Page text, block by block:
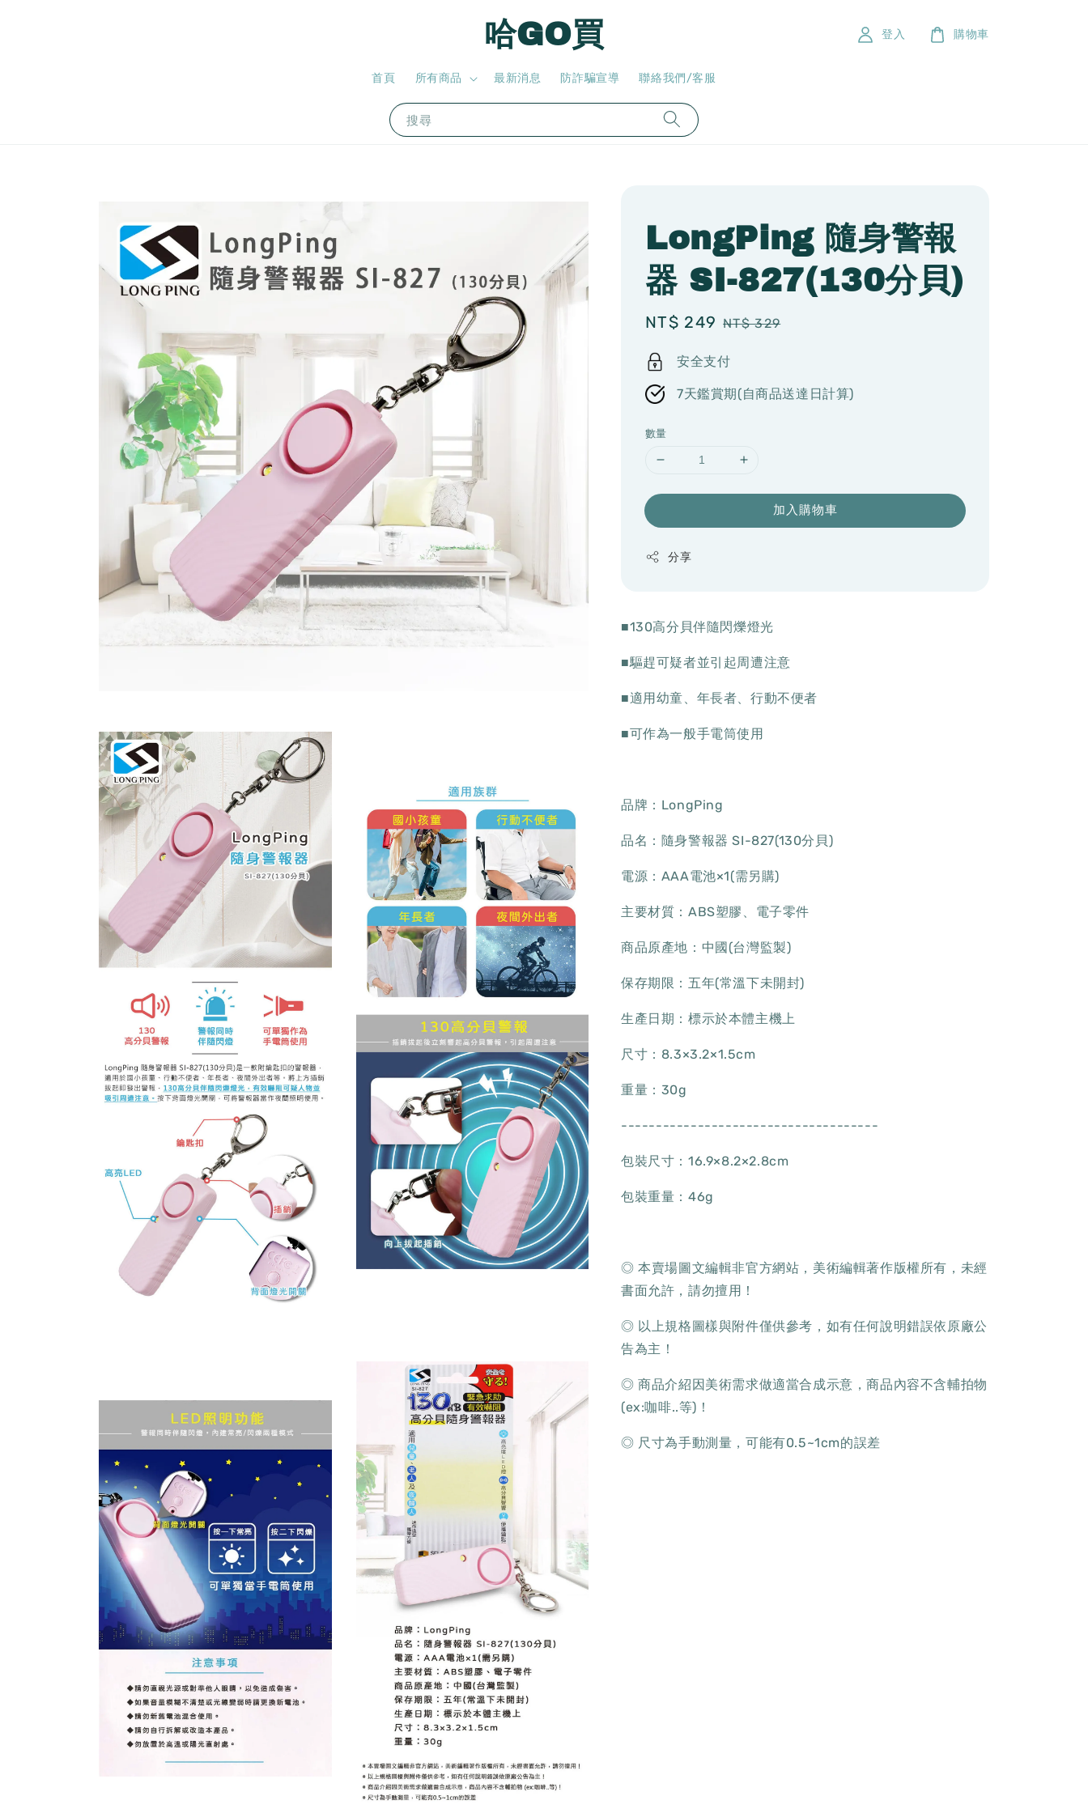
哈GO買
搜尋
首頁 所有商品 最新消息 防詐騙宣導 聯絡我們/客服
登入 購物車
LongPing 隨身警報
器 SI-827(130分貝)
Sale
NT$ 249 Regular
NT$ 329
安全支付
7天鑑賞期(自商品送達日計算)
數量
加入購物車
分享
■130高分貝伴隨閃爍燈光
■驅趕可疑者並引起周遭注意
■適用幼童、年長者、行動不便者
■可作為一般手電筒使用
品牌：LongPing
品名：隨身警報器 SI-827(130分貝)
電源：AAA電池×1(需另購)
主要材質：ABS塑膠、電子零件
商品原產地：中國(台灣監製)
保存期限：五年(常溫下未開封)
生產日期：標示於本體主機上
尺寸：8.3×3.2×1.5cm
重量：30g
-------------------------------------
包裝尺寸：16.9×8.2×2.8cm
包裝重量：46g
◎ 本賣場圖文編輯非官方網站，美術編輯著作版權所有，未經
書面允許，請勿擅用！
◎ 以上規格圖樣與附件僅供參考，如有任何說明錯誤依原廠公
告為主！
◎ 商品介紹因美術需求做適當合成示意，商品內容不含輔拍物
(ex:咖啡..等)！
◎ 尺寸為手動測量，可能有0.5~1cm的誤差